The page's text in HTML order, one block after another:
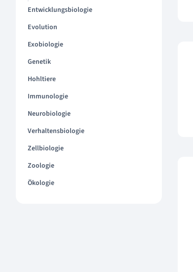
Entwicklungsbiologie
Evolution
Exobiologie
Genetik
Hohltiere
Immunologie
Neurobiologie
Verhaltensbiologie
Zellbiologie
Zoologie
Ökologie